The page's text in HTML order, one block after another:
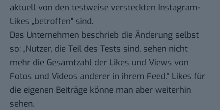
aktuell von den testweise versteckten Instagram-
Likes „betroffen“ sind.
Das Unternehmen beschrieb die Änderung selbst
so: „Nutzer, die Teil des Tests sind, sehen nicht
mehr die Gesamtzahl der Likes und Views von
Fotos und Videos anderer in ihrem Feed.“ Likes für
die eigenen Beiträge könne man aber weiterhin
sehen.